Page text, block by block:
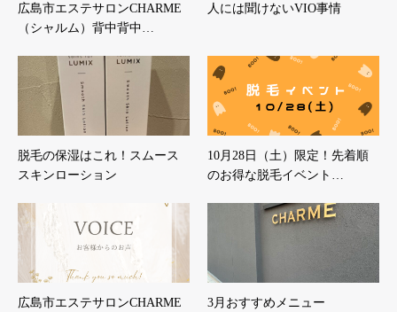
広島市エステサロンCHARME
（シャルム）背中背中…
人には聞けないVIO事情
脱毛の保湿はこれ！スムース
スキンローション
10月28日（土）限定！先着順
のお得な脱毛イベント…
広島市エステサロンCHARME
3月おすすめメニュー